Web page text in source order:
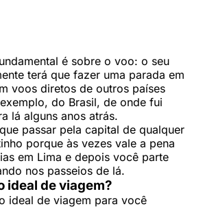
é sobre o voo: o seu
terá que fazer uma parada em
voos diretos de outros países
do Brasil, de onde fui
lá alguns anos atrás.
passar pela capital de qualquer
porque às vezes vale a pena
em Lima e depois você parte
nos passeios de lá.
ideal de viagem?
ideal de viagem para você